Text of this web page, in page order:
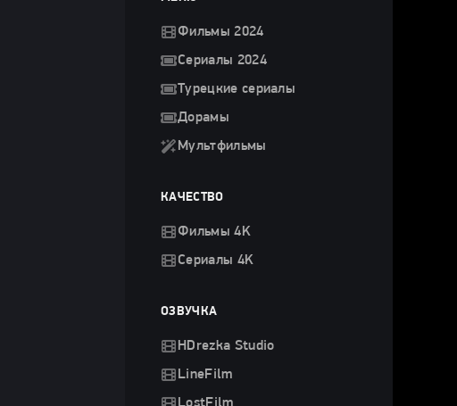
Фильмы 2024
Сериалы 2024
Турецкие сериалы
Дорамы
Мультфильмы
КАЧЕСТВО
Фильмы 4K
Сериалы 4K
ОЗВУЧКА
HDrezka Studio
LineFilm